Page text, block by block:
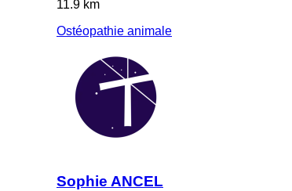
11.9 km
Ostéopathie animale
Sophie ANCEL